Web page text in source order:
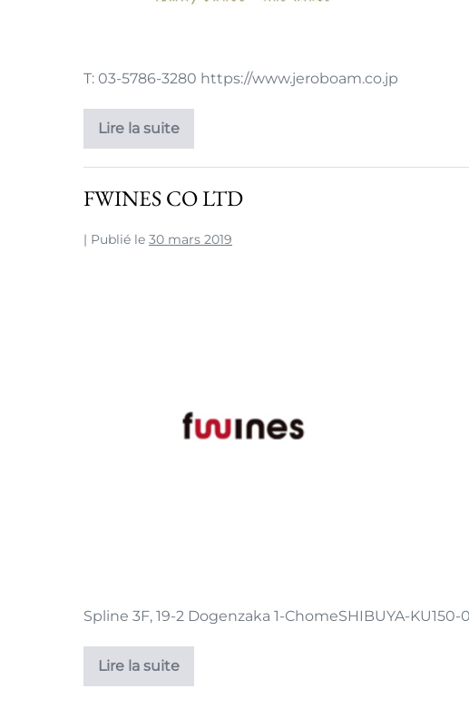
T: 03-5786-3280 https://www.jeroboam.co.jp
Lire la suite
FWINES CO LTD
| Publié le 30 mars 2019
Spline 3F, 19-2 Dogenzaka 1-ChomeSHIBUYA-
Lire la suite